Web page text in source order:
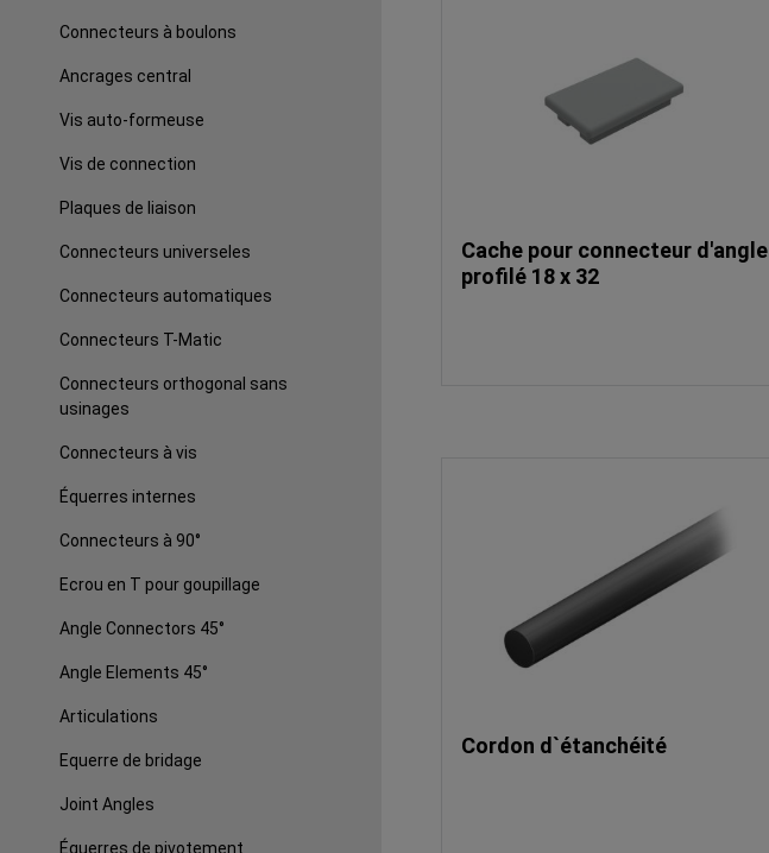
Connecteurs à boulons
Ancrages central
Vis auto-formeuse
Vis de connection
Plaques de liaison
Connecteurs universeles
Connecteurs automatiques
Connecteurs T-Matic
Connecteurs orthogonal sans
usinages
Connecteurs à vis
Équerres internes
Connecteurs à 90°
Ecrou en T pour goupillage
Angle Connectors 45°
Angle Elements 45°
Articulations
Equerre de bridage
Joint Angles
Équerres de pivotement
Cache pour connecteur d'angle
profilé 18 x 32
Cordon d`étanchéité